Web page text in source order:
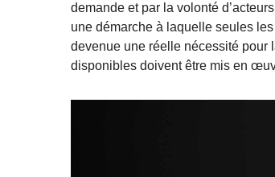
demande et par la volonté
une démarche à laquelle seules
devenue une réelle nécessité pour
disponibles doivent être mis en